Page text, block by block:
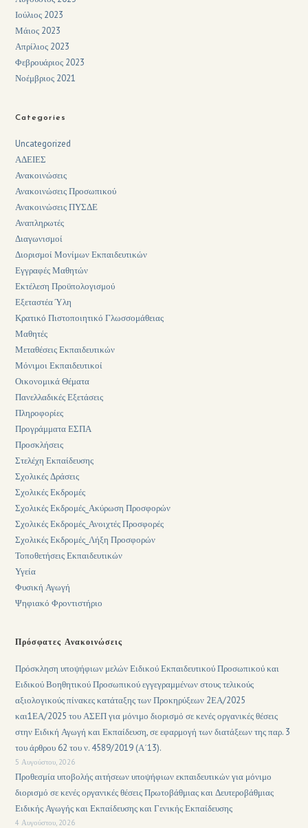
Ιούλιος 2023
Μάιος 2023
Απρίλιος 2023
Φεβρουάριος 2023
Νοέμβριος 2021
Categories
Uncategorized
ΑΔΕΙΕΣ
Ανακοινώσεις
Ανακοινώσεις Προσωπικού
Ανακοινώσεις ΠΥΣΔΕ
Αναπληρωτές
Διαγωνισμοί
Διορισμοί Μονίμων Εκπαιδευτικών
Εγγραφές Μαθητών
Εκτέλεση Προϋπολογισμού
Εξεταστέα Ύλη
Κρατικό Πιστοποιητικό Γλωσσομάθειας
Μαθητές
Μεταθέσεις Εκπαιδευτικών
Μόνιμοι Εκπαιδευτικοί
Οικονομικά Θέματα
Πανελλαδικές Εξετάσεις
Πληροφορίες
Προγράμματα ΕΣΠΑ
Προσκλήσεις
Στελέχη Εκπαίδευσης
Σχολικές Δράσεις
Σχολικές Εκδρομές
Σχολικές Εκδρομές_Ακύρωση Προσφορών
Σχολικές Εκδρομές_Ανοιχτές Προσφορές
Σχολικές Εκδρομές_Λήξη Προσφορών
Τοποθετήσεις Εκπαιδευτικών
Υγεία
Φυσική Αγωγή
Ψηφιακό Φροντιστήριο
Πρόσφατες Ανακοινώσεις
Πρόσκληση υποψήφιων μελών Ειδικού Εκπαιδευτικού Προσωπικού και
Ειδικού Βοηθητικού Προσωπικού εγγεγραμμένων στους τελικούς
αξιολογικούς πίνακες κατάταξης των Προκηρύξεων 2ΕΑ/2025
και1ΕΑ/2025 του ΑΣΕΠ για μόνιμο διορισμό σε κενές οργανικές θέσεις
στην Ειδική Αγωγή και Εκπαίδευση, σε εφαρμογή των διατάξεων της παρ. 3
του άρθρου 62 του ν. 4589/2019 (Α΄13).
5 Αυγούστου, 2026
Προθεσμία υποβολής αιτήσεων υποψήφιων εκπαιδευτικών για μόνιμο
διορισμό σε κενές οργανικές θέσεις Πρωτοβάθμιας και Δευτεροβάθμιας
Ειδικής Αγωγής και Εκπαίδευσης και Γενικής Εκπαίδευσης
4 Αυγούστου, 2026